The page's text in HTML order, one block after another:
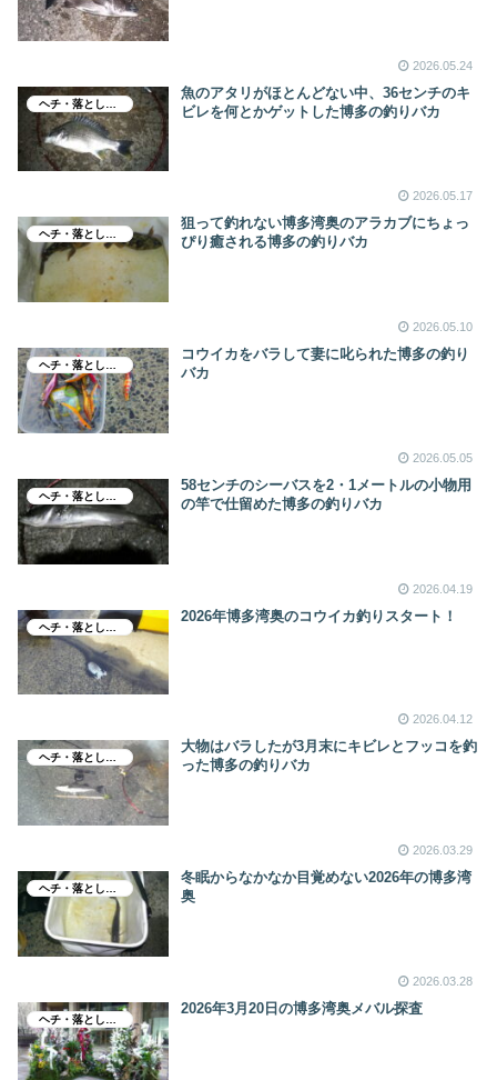
2026.05.24
魚のアタリがほとんどない中、36センチのキ
ビレを何とかゲットした博多の釣りバカ
2026.05.17
ヘチ・落とし込み釣り
狙って釣れない博多湾奥のアラカブにちょっ
ぴり癒される博多の釣りバカ
2026.05.10
コウイカをバラして妻に叱られた博多の釣り
バカ
2026.05.05
58センチのシーバスを2・1メートルの小物用
の竿で仕留めた博多の釣りバカ
2026.04.19
2026年博多湾奥のコウイカ釣りスタート！
2026.04.12
ヘチ・落とし込み釣り
大物はバラしたが3月末にキビレとフッコを釣
った博多の釣りバカ
2026.03.29
冬眠からなかなか目覚めない2026年の博多湾
奥
2026.03.28
2026年3月20日の博多湾奥メバル探査